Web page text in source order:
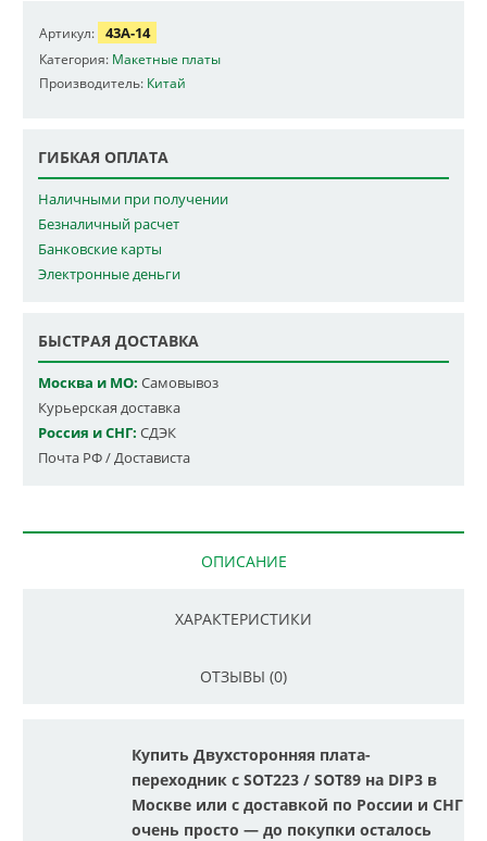
Артикул: 43A-14
Категория: Макетные платы
Производитель: Китай
ГИБКАЯ ОПЛАТА
Наличными при получении
Безналичный расчет
Банковские карты
Электронные деньги
БЫСТРАЯ ДОСТАВКА
Москва и МО: Самовывоз
Курьерская доставка
Россия и СНГ: СДЭК
Почта РФ / Достависта
ОПИСАНИЕ
ХАРАКТЕРИСТИКИ
ОТЗЫВЫ (0)
Купить Двухсторонняя плата-
переходник с SOT223 / SOT89 на DIP3 в
Москве или с доставкой по России и СНГ
очень просто — до покупки осталось